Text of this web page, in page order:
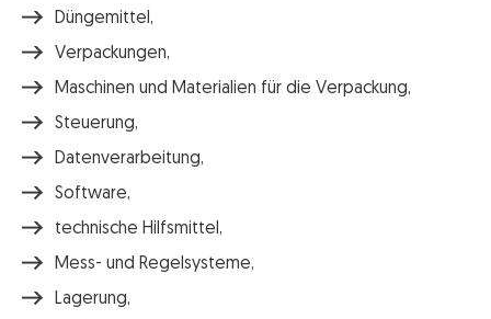
Düngemittel,
Verpackungen,
Maschinen und Materialien für die Verpackung,
Steuerung,
Datenverarbeitung,
Software,
technische Hilfsmittel,
Mess- und Regelsysteme,
Lagerung,